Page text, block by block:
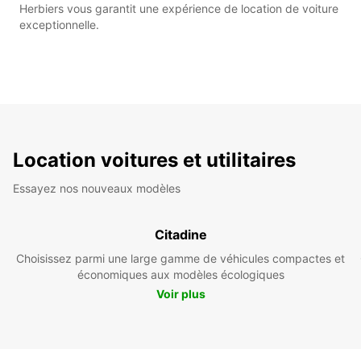
Herbiers vous garantit une expérience de location de voiture
exceptionnelle.
Location voitures et utilitaires
Essayez nos nouveaux modèles
Citadine
Choisissez parmi une large gamme de véhicules compactes et
économiques aux modèles écologiques
Voir plus